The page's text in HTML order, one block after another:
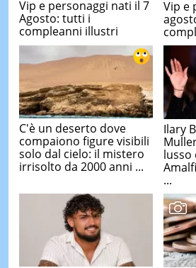
Vip e personaggi nati il 7
Agosto: tutti i
compleanni illustri
Vip e
C'è un deserto dove
compaiono figure visibili
solo dal cielo: il mistero
irrisolto da 2000 anni ...
Ilary
lusso
...